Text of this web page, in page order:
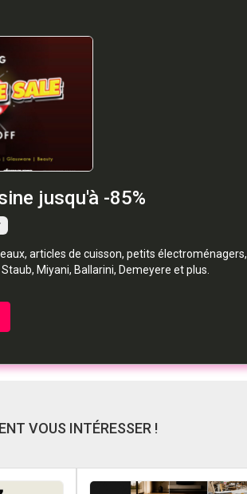
jusqu'à -85%
articles de cuisson, petits électroménagers,
Miyani, Ballarini, Demeyere et plus.
VOUS INTÉRESSER !